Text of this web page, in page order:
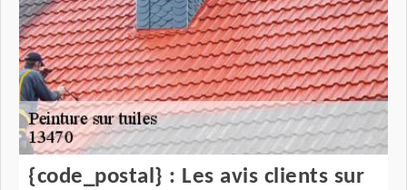
{code_postal} : Les avis clients sur